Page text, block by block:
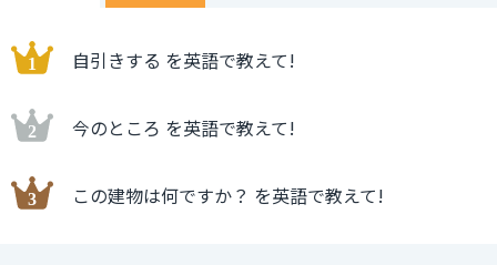
自引きする を英語で教えて!
今のところ を英語で教えて!
この建物は何ですか？ を英語で教えて!